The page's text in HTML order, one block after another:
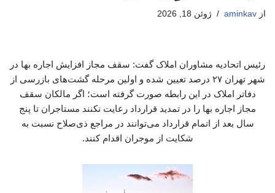
از aminkav ژوئن 18, 2026
رئیس اتحادیه مشاوران املاک گفت: سقف مجاز افزایش اجاره بها در
شهر تهران ۲۷ درصد تعیین شده و اولین مرحله گشت‌های بازرسی از
دفاتر املاک در این رابطه صورت گرفته است؛ اگر مالکان سقف
مجاز اجاره بها را در تمدید قرارداد رعایت نکنند مستاجران تا پنج
سال بعد از اتمام قرارداد می‌توانند در مراجع ذی‌صلاح نسبت به
شکایت از موجران اقدام کنند.